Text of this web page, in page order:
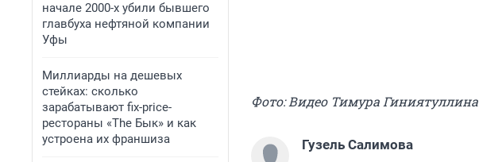
начале 2000-х убили бывшего
главбуха нефтяной компании
Уфы
Миллиарды на дешевых
стейках: сколько
зарабатывают fix-price-
рестораны «The Бык» и как
устроена их франшиза
Фото: Видео Тимура Гиниятуллина
Гузель Салимова